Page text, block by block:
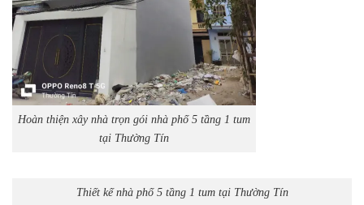
Hoàn thiện xây nhà trọn gói nhà phố 5 tầng 1 tum
tại Thường Tín
Thiết kế nhà phố 5 tầng 1 tum tại Thường Tín